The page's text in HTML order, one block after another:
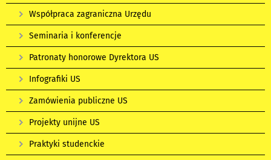
Współpraca zagraniczna Urzędu
Seminaria i konferencje
Patronaty honorowe Dyrektora US
Infografiki US
Zamówienia publiczne US
Projekty unijne US
Praktyki studenckie